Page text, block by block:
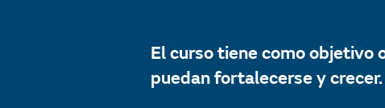
El curso tiene como objetivo
puedan fortalecerse y crecer.